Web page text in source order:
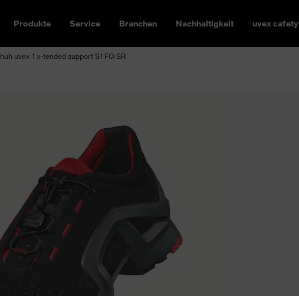
Produkte Service Branchen Nachhaltigkeit uvex safety
uvex 1 x-tended support S1 FO SR